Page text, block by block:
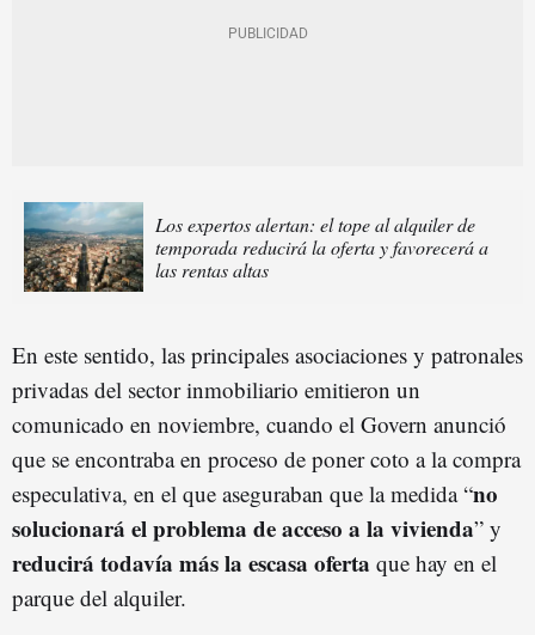
Los expertos alertan: el tope al alquiler de
temporada reducirá la oferta y favorecerá a
las rentas altas
En este sentido, las principales asociaciones y patronales
privadas del sector inmobiliario emitieron un
comunicado en noviembre, cuando el Govern anunció
que se encontraba en proceso de poner coto a la compra
especulativa, en el que aseguraban que la medida “no
solucionará el problema de acceso a la vivienda” y
reducirá todavía más la escasa oferta que hay en el
parque del alquiler.